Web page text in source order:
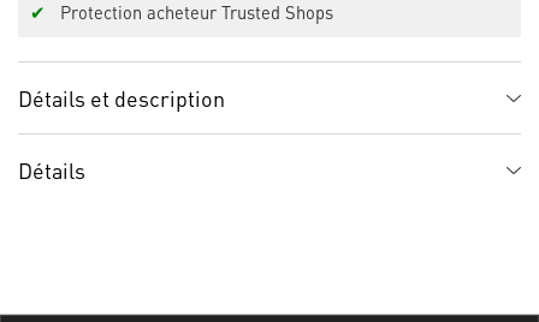
✔
Protection acheteur Trusted Shops
Détails et description
Détails